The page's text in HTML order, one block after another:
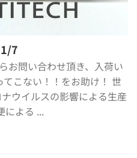
7
お問い合わせ頂き、入荷い
こない！！をお助け！ 世
ウイルスの影響による生産
による ...